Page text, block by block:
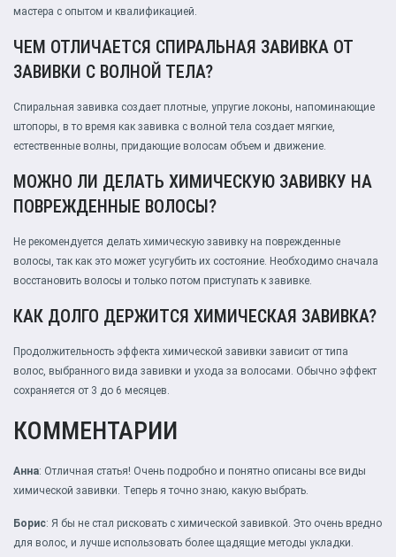
мастера с опытом и квалификацией.
ЧЕМ ОТЛИЧАЕТСЯ СПИРАЛЬНАЯ ЗАВИВКА ОТ
ЗАВИВКИ С ВОЛНОЙ ТЕЛА?
Спиральная завивка создает плотные, упругие локоны, напоминающие
штопоры, в то время как завивка с волной тела создает мягкие,
естественные волны, придающие волосам объем и движение.
МОЖНО ЛИ ДЕЛАТЬ ХИМИЧЕСКУЮ ЗАВИВКУ НА
ПОВРЕЖДЕННЫЕ ВОЛОСЫ?
Не рекомендуется делать химическую завивку на поврежденные
волосы, так как это может усугубить их состояние. Необходимо сначала
восстановить волосы и только потом приступать к завивке.
КАК ДОЛГО ДЕРЖИТСЯ ХИМИЧЕСКАЯ ЗАВИВКА?
Продолжительность эффекта химической завивки зависит от типа
волос, выбранного вида завивки и ухода за волосами. Обычно эффект
сохраняется от 3 до 6 месяцев.
КОММЕНТАРИИ
Анна: Отличная статья! Очень подробно и понятно описаны все виды
химической завивки. Теперь я точно знаю, какую выбрать.
Борис: Я бы не стал рисковать с химической завивкой. Это очень вредно
для волос, и лучше использовать более щадящие методы укладки.